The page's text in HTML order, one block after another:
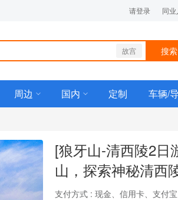
请登录 同
故宫 搜索
周边 国内 定制 车辆/
[狼牙山-清西陵2日
山，探索神秘清西
支付方式 : 现金、信用卡、支付